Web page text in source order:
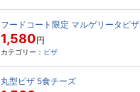
フードコート限定 マルゲリータピザ
1,580円
カテゴリー： ピザ
丸型ピザ 5食チーズ